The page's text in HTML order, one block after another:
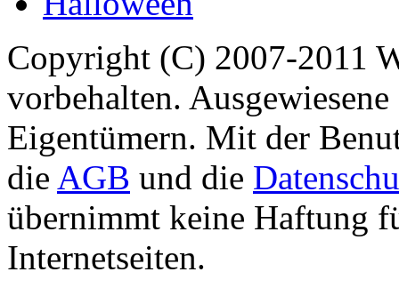
Copyright (C) 2007-2011
vorbehalten.
Eigentümern. Mit der
die AGB und die
übernimmt keine Haftung
Internetseiten.